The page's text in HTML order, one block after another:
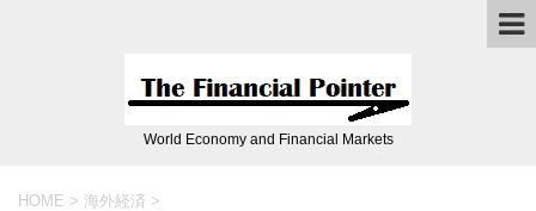
World Economy and Financial Markets
HOME > 海外経済 >